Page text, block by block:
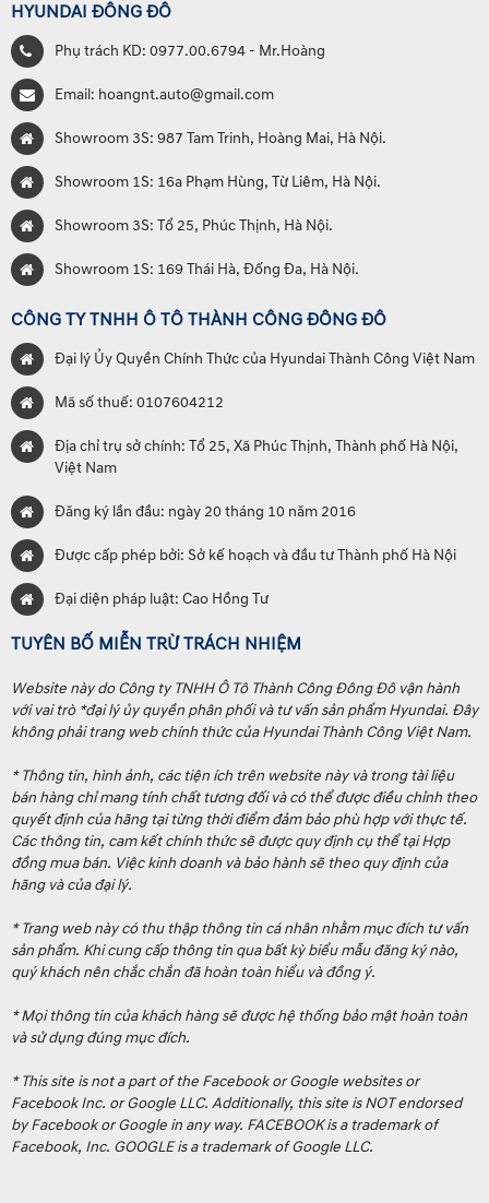
HYUNDAI ĐÔNG ĐÔ
Phụ trách KD: 0977.00.6794 - Mr.Hoàng
Email: hoangnt.auto@gmail.com
Showroom 3S: 987 Tam Trinh, Hoàng Mai, Hà Nội.
Showroom 1S: 16a Phạm Hùng, Từ Liêm, Hà Nội.
Showroom 3S: Tổ 25, Phúc Thịnh, Hà Nội.
Showroom 1S: 169 Thái Hà, Đống Đa, Hà Nội.
CÔNG TY TNHH Ô TÔ THÀNH CÔNG ĐÔNG ĐÔ
Đại lý Ủy Quyền Chính Thức của Hyundai Thành Công Việt Nam
Mã số thuế: 0107604212
Địa chỉ trụ sở chính: Tổ 25, Xã Phúc Thịnh, Thành phố Hà Nội,
Việt Nam
Đăng ký lần đầu: ngày 20 tháng 10 năm 2016
Được cấp phép bởi: Sở kế hoạch và đầu tư Thành phố Hà Nội
Đại diện pháp luật: Cao Hồng Tư
TUYÊN BỐ MIỄN TRỪ TRÁCH NHIỆM
Website này do Công ty TNHH Ô Tô Thành Công Đông Đô vận hành
với vai trò *đại lý ủy quyền phân phối và tư vấn sản phẩm Hyundai. Đây
không phải trang web chính thức của Hyundai Thành Công Việt Nam.
* Thông tin, hình ảnh, các tiện ích trên website này và trong tài liệu
bán hàng chỉ mang tính chất tương đối và có thể được điều chỉnh theo
quyết định của hãng tại từng thời điểm đảm bảo phù hợp với thực tế.
Các thông tin, cam kết chính thức sẽ được quy định cụ thể tại Hợp
đồng mua bán. Việc kinh doanh và bảo hành sẽ theo quy định của
hãng và của đại lý.
* Trang web này có thu thập thông tin cá nhân nhằm mục đích tư vấn
sản phẩm. Khi cung cấp thông tin qua bất kỳ biểu mẫu đăng ký nào,
quý khách nên chắc chắn đã hoàn toàn hiểu và đồng ý.
* Mọi thông tin của khách hàng sẽ được hệ thống bảo mật hoàn toàn
và sử dụng đúng mục đích.
* This site is not a part of the Facebook or Google websites or
Facebook Inc. or Google LLC. Additionally, this site is NOT endorsed
by Facebook or Google in any way. FACEBOOK is a trademark of
Facebook, Inc. GOOGLE is a trademark of Google LLC.